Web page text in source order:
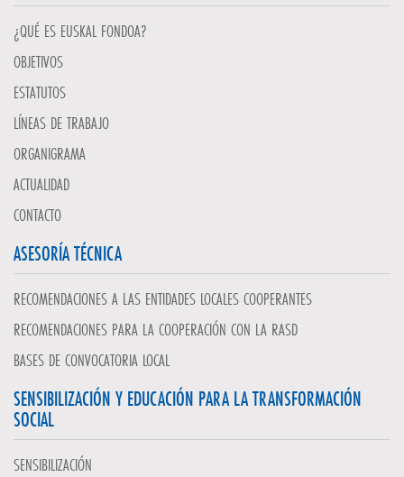
¿QUÉ ES EUSKAL FONDOA?
OBJETIVOS
ESTATUTOS
LÍNEAS DE TRABAJO
ORGANIGRAMA
ACTUALIDAD
CONTACTO
ASESORÍA TÉCNICA
RECOMENDACIONES A LAS ENTIDADES LOCALES COOPERANTES
RECOMENDACIONES PARA LA COOPERACIÓN CON LA RASD
BASES DE CONVOCATORIA LOCAL
SENSIBILIZACIÓN Y EDUCACIÓN PARA LA TRANSFORMACIÓN
SOCIAL
SENSIBILIZACIÓN